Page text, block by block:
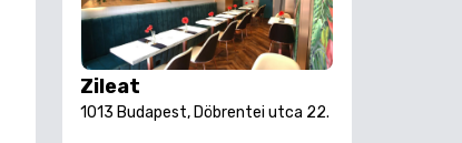
Zileat
1013 Budapest, Döbrentei utca 22.